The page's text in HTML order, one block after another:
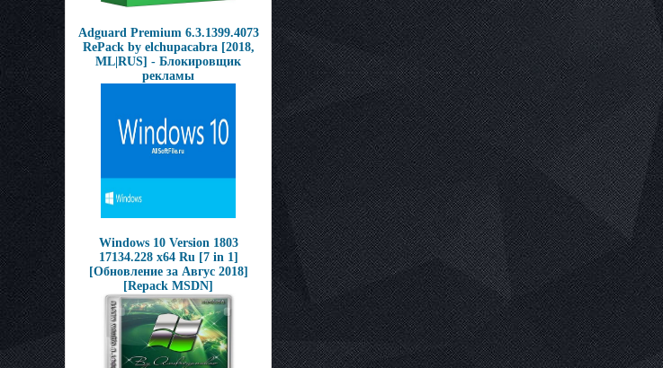
Adguard Premium 6.3.1399.4073
RePack by elchupacabra [2018,
ML|RUS] - Блокировщик
рекламы
Windows 10 Version 1803
17134.228 x64 Ru [7 in 1]
[Обновление за Авгус 2018]
[Repack MSDN]